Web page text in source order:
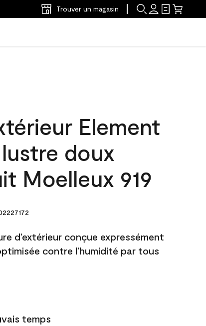
Trouver un magasin
Element
doux
Moelleux 919
d’extérieur conçue expressément
contre l’humidité par tous
temps